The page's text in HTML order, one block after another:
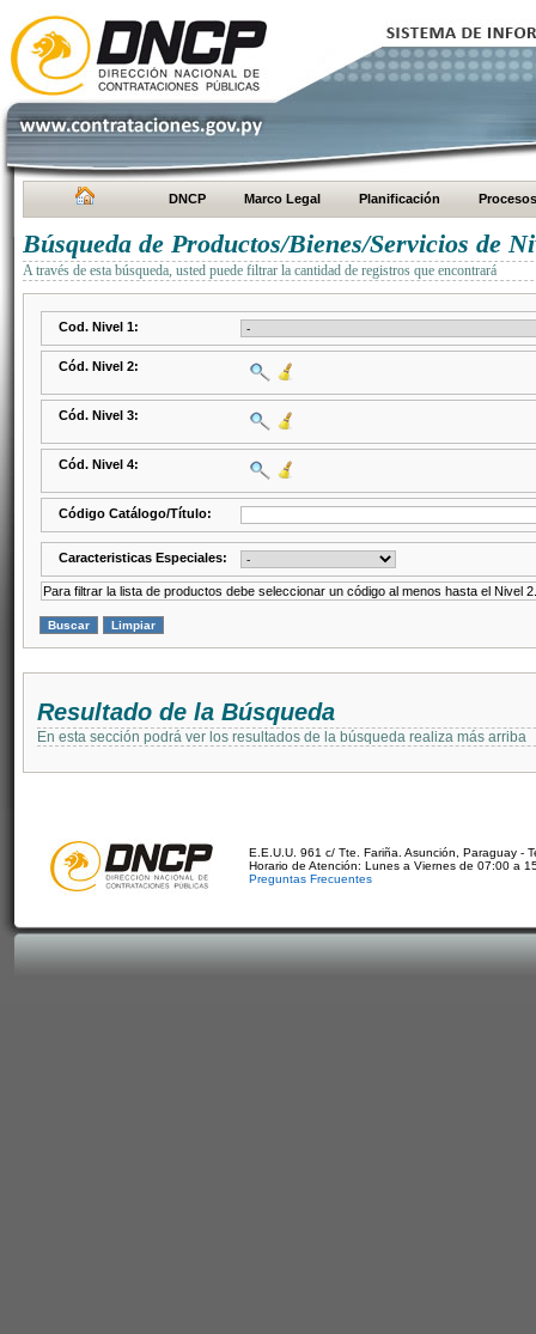
DNCP Marco Legal Planificación Procesos
Búsqueda de Productos/Bienes/Servicios de
A través de esta búsqueda, usted puede filtrar la cantidad de registros que encontrará
Cod. Nivel 1:
Cód. Nivel 2:
Cód. Nivel 3:
Cód. Nivel 4:
Código Catálogo/Título:
Caracteristicas Especiales:
Para filtrar la lista de productos debe seleccionar un código al menos hasta el Nivel 2.
Resultado de la Búsqueda
En esta sección podrá ver los resultados de la búsqueda realiza más arriba
E.E.U.U. 961 c/ Tte. Fariña. Asunción, Paraguay -
Horario de Atención: Lunes a Viernes de 07:00 a
Preguntas Frecuentes